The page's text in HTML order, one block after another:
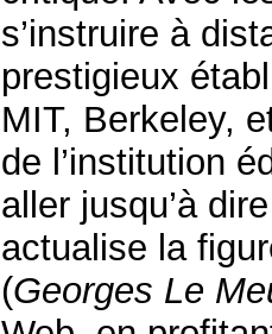
s’instruire à
prestigieux
MIT, Berkeley,
de l’institution
aller jusqu’à
actualise la
(Georges Le